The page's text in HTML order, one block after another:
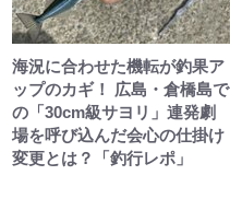
海況に合わせた機転が釣果ア
ップのカギ！ 広島・倉橋島で
の「30cm級サヨリ」連発劇
場を呼び込んだ会心の仕掛け
変更とは？「釣行レポ」